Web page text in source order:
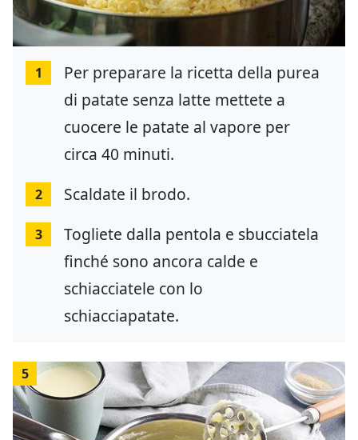
1
Per preparare la ricetta della purea
di patate senza latte mettete a
cuocere le patate al vapore per
circa 40 minuti.
2 Scaldate il brodo.
3
Togliete dalla pentola e sbucciatela
finché sono ancora calde e
schiacciatele con lo
schiacciapatate.
5